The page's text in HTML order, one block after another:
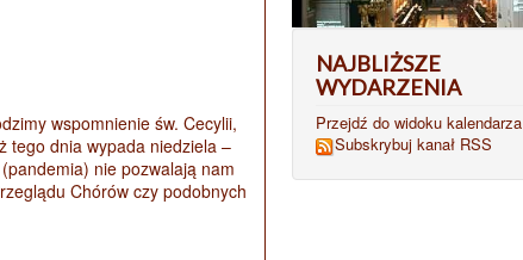
wspomnienie św. Cecylii,
tego dnia wypada niedziela –
nie pozwalają nam
Chórów czy podobnych
NAJBLIŻSZE
WYDARZENIA
Przejdź do widoku kalendarza
Subskrybuj kanał RSS